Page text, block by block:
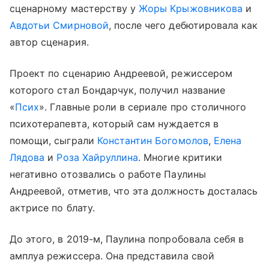
сценарному мастерству у Жоры Крыжовникова и
Авдотьи Смирновой, после чего дебютировала как
автор сценария.
Проект по сценарию Андреевой, режиссером
которого стал Бондарчук, получил название
«Псих». Главные роли в сериале про столичного
психотерапевта, который сам нуждается в
помощи, сыграли Константин Богомолов, Елена
Лядова и Роза Хайруллина. Многие критики
негативно отозвались о работе Паулины
Андреевой, отметив, что эта должность досталась
актрисе по блату.
До этого, в 2019-м, Паулина попробовала себя в
амплуа режиссера. Она представила свой